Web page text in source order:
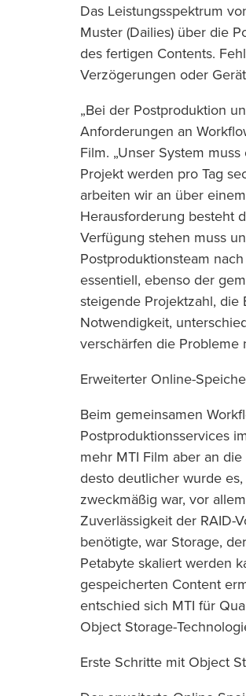
Das Leistungsspektrum
Muster (Dailies) über die
des fertigen Contents.
Verzögerungen oder
„Bei der Postproduktion
Anforderungen an
Film. „Unser System
Projekt werden pro Tag
arbeiten wir an über
Herausforderung besteht
Verfügung stehen muss
Postproduktionsteam
essentiell, ebenso der
steigende Projektzahl,
Notwendigkeit,
verschärfen die Probleme
Erweiterter Online-
Beim gemeinsamen
Postproduktionsservices
mehr MTI Film aber an
desto deutlicher wurde
zweckmäßig war, vor
Zuverlässigkeit der RAID-
benötigte, war Storage,
Petabyte skaliert werden
gespeicherten Content
entschied sich MTI für
Object Storage-
Erste Schritte mit Object